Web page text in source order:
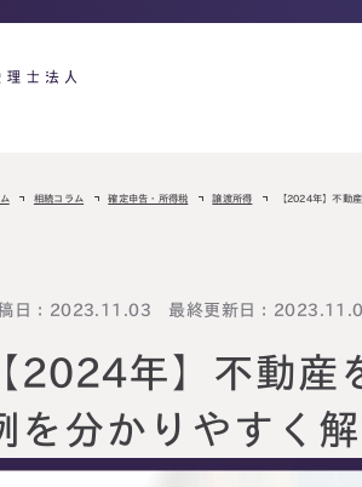
相続
相続が発生した方へ
に
ご相談の流れ 料金表
相続に備えたい方へ
相続コラム 確定申告・所得税 譲渡所得 【2024年】不動
日：2023.11.03 最終更新日：
【2024年】不動産
を分かりやすく解